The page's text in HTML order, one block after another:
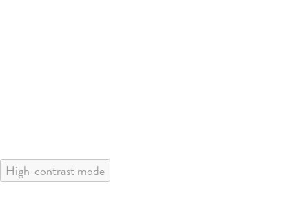
High-contrast mode